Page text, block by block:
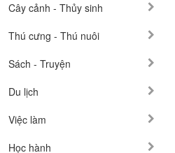
Cây cảnh - Thủy sinh
Thú cưng - Thú nuôi
Sách - Truyện
Du lịch
Việc làm
Học hành